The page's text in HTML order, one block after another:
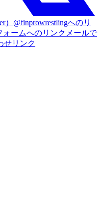
）@finprowrestlingへのリ
ォームへのリンク メールで
せリンク